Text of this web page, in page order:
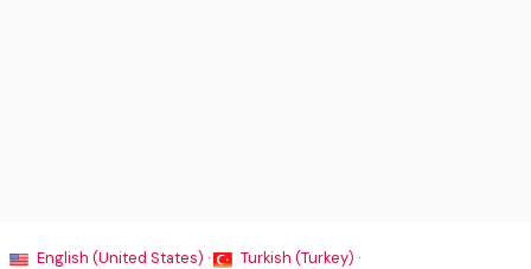
English (United States) ·
Turkish (Turkey) ·